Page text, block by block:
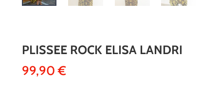
PLISSEE ROCK ELISA LANDRI
99,90€